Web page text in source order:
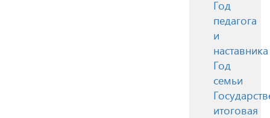
Год
педагога
и
наставника
Год
семьи
итоговая